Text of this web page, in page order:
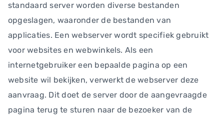
standaard server worden diverse bestanden
opgeslagen, waaronder de bestanden van
applicaties. Een webserver wordt specifiek gebruikt
voor websites en webwinkels. Als een
internetgebruiker een bepaalde pagina op een
website wil bekijken, verwerkt de webserver deze
aanvraag. Dit doet de server door de aangevraagde
pagina terug te sturen naar de bezoeker van de